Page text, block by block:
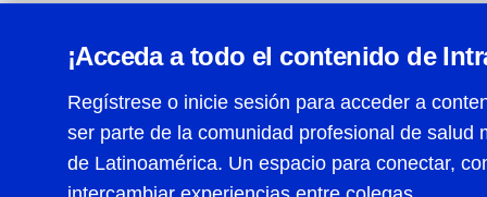
¡Acceda a todo el contenido de
Regístrese o inicie sesión para acceder a
ser parte de la comunidad profesional de salud
de Latinoamérica. Un espacio para conectar,
Centro de Ayuda
Términos y condiciones| Políticas de privacidad